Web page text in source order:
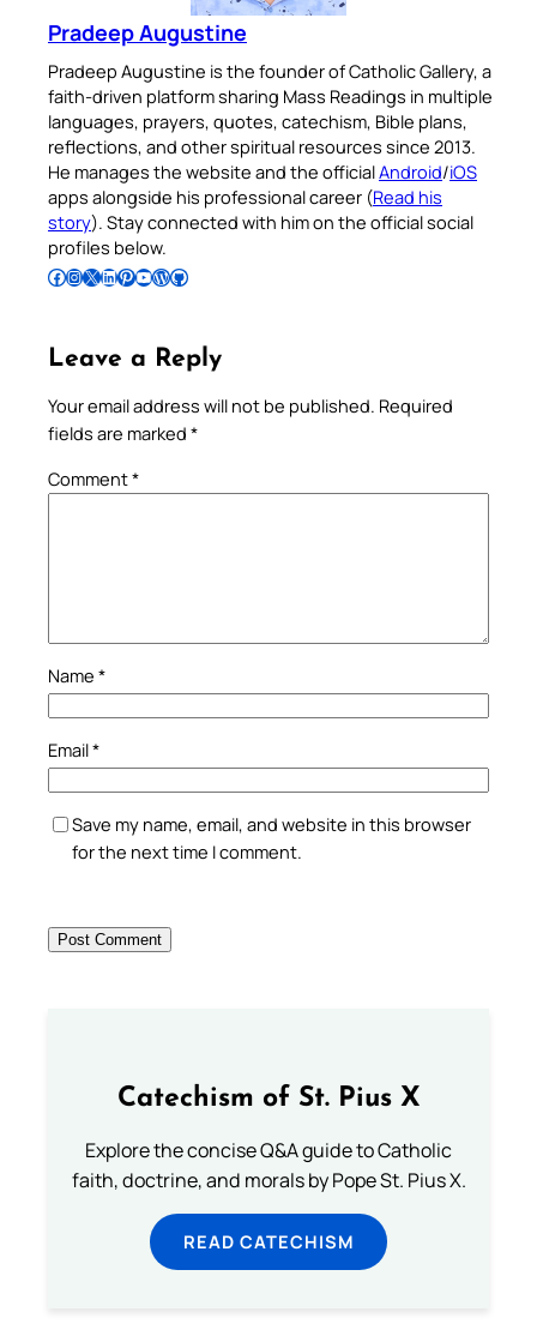
Pradeep Augustine
Pradeep Augustine is the founder of Catholic Gallery, a
faith-driven platform sharing Mass Readings in multiple
languages, prayers, quotes, catechism, Bible plans,
reflections, and other spiritual resources since 2013.
He manages the website and the officialAndroid/iOS
apps alongside his professional career (Read his
story). Stay connected with him on the official social
profiles below.
Follow Pradeep on Facebook Follow Pradeep on InstagramFollow Pradeep on X Follow Pradeep on LinkedIn Follow Pradeep on Pinterest Subscribe to Pradeep’s Youtube Channel Follow Pradeep on WordPress Follow Pradeep on GitHub
Leave a Reply
Your email address will not be published. Required
fields are marked *
Comment*
Name *
Email*
Save my name, email, and website in this browser
for the next time I comment.
Catechism of St. Pius X
Explore the concise Q&A guide to Catholic
faith, doctrine, and morals by Pope St. Pius X.
READ CATECHISM